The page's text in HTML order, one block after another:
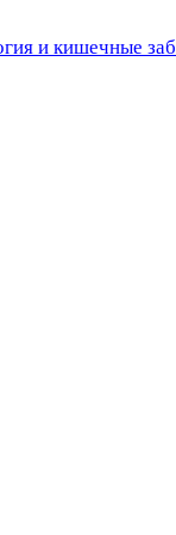
и кишечные